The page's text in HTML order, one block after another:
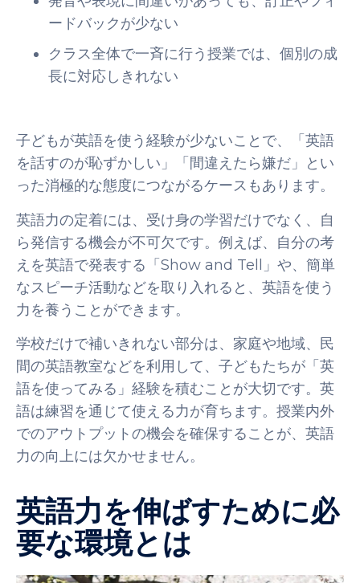
ードバックが少ない
クラス全体で一斉に行う授業では、個別の成
長に対応しきれない
子どもが英語を使う経験が少ないことで、「英語
を話すのが恥ずかしい」「間違えたら嫌だ」とい
った消極的な態度につながるケースもあります。
英語力の定着には、受け身の学習だけでなく、自
ら発信する機会が不可欠です。例えば、自分の考
えを英語で発表する「Show and Tell」や、簡単
なスピーチ活動などを取り入れると、英語を使う
力を養うことができます。
学校だけで補いきれない部分は、家庭や地域、民
間の英語教室などを利用して、子どもたちが「英
語を使ってみる」経験を積むことが大切です。英
語は練習を通じて使える力が育ちます。授業内外
でのアウトプットの機会を確保することが、英語
力の向上には欠かせません。
英語力を伸ばすために必
要な環境とは